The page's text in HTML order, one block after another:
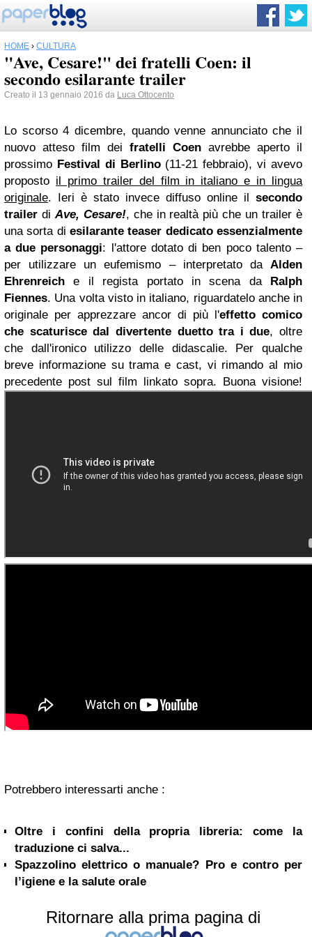
HOME › CULTURA
"Ave, Cesare!" dei fratelli Coen: il
secondo esilarante trailer
Creato il 13 gennaio 2016 da Luca Ottocento
Lo scorso 4 dicembre, quando venne annunciato che il
nuovo atteso film dei fratelli Coen avrebbe aperto il
prossimo Festival di Berlino (11-21 febbraio), vi avevo
proposto il primo trailer del film in italiano e in lingua
originale. Ieri è stato invece diffuso online il secondo
trailer diAve, Cesare!, che in realtà più che un trailer è
una sorta di esilarante teaser dedicato essenzialmente
a due personaggi: l'attore dotato di ben poco talento–
per utilizzare un eufemismo –interpretato daAlden
Ehrenreich e il regista portato in scena da Ralph
Fiennes. Una volta visto in italiano, riguardatelo anche in
originale per apprezzare ancor di più l'effetto comico
che scaturisce dal divertente duetto tra i due, oltre
che dall'ironico utilizzo delle didascalie. Per qualche
breve informazione su trama e cast, vi rimando al mio
precedente post sul film linkato sopra. Buona visione!
Potrebbero interessarti anche :
Oltre i confini della propria libreria: come la
traduzione ci salva...
Spazzolino elettrico o manuale? Pro e contro per
l’igiene e la salute orale
Ritornare alla prima pagina di